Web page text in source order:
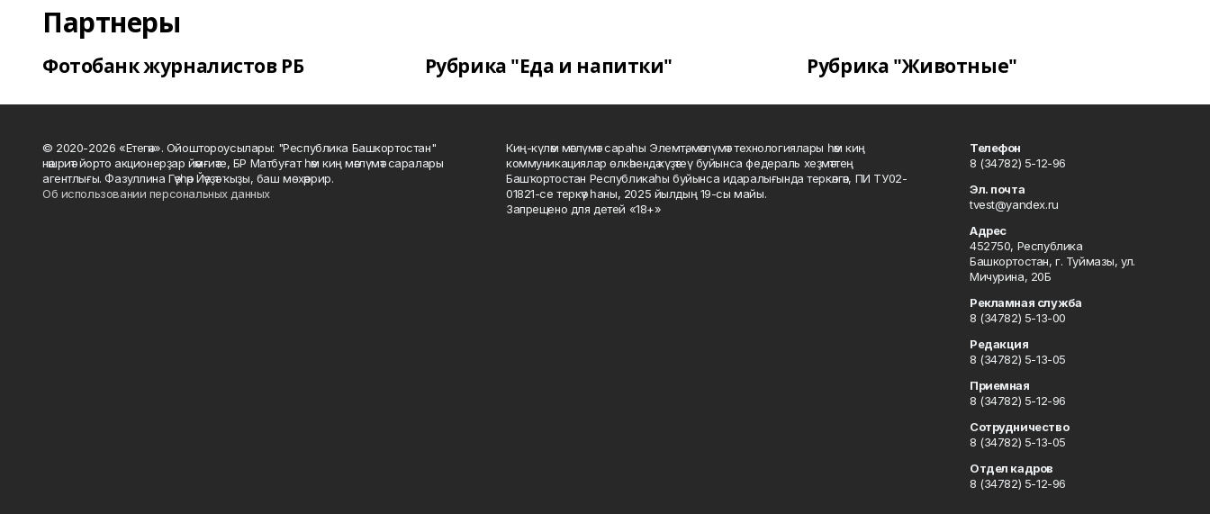
Партнеры
Фотобанк журналистов РБ Рубрика "Еда и напитки" Рубрика "Животные"
© 2020-2026 «Етегән». Ойоштороусылары: "Республика Башкортостан"
нәшриәт йорто акционерҙар йәмғиәте, БР Матбуғат һәм киң мәғлүмәт саралары
агентлығы. Фазуллина Гәүһәр Йәүҙәт ҡыҙы, баш мөхәррир.
Об использовании персональных данных
Киң-күләм мәғлүмәт сараһы Элемтә, мәғлүмәт технологиялары һәм киң
коммуникациялар өлкәһендә күҙәтеү буйынса федераль хеҙмәттең
Башҡортостан Республикаһы буйынса идаралығында теркәлгән, ПИ ТУ02-
01821-се теркәү һаны, 2025 йылдың 19-сы майы.
Запрещено для детей «18+»
Телефон
8 (34782) 5-12-96
Эл. почта
tvest@yandex.ru
Адрес
452750, Республика
Башкортостан, г. Туймазы, ул.
Мичурина, 20Б
Рекламная служба
8 (34782) 5-13-00
Редакция
8 (34782) 5-13-05
Приемная
8 (34782) 5-12-96
Сотрудничество
8 (34782) 5-13-05
Отдел кадров
8 (34782) 5-12-96